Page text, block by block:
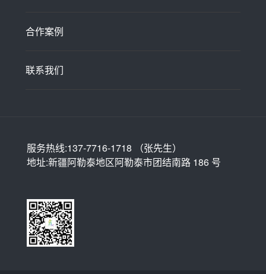
合作案例
联系我们
服务热线:137-7716-1718 （张先生）
地址:新疆阿勒泰地区阿勒泰市团结南路 186 号